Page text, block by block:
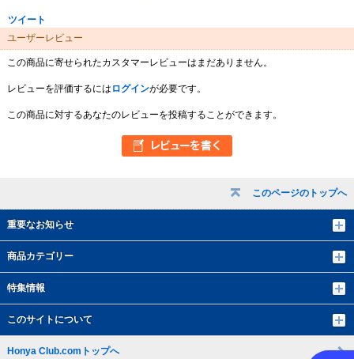
このページのトップへ
重要なお知らせ
商品カテゴリー
特集情報
このサイトについて
ツイート
ユーザーレビュー
この商品に寄せられたカスタマーレビューはまだありません。
レビューを評価するには ログインが必要です。
この商品に対するあなたのレビューを投稿することができます。
Honya Club.comトップへ